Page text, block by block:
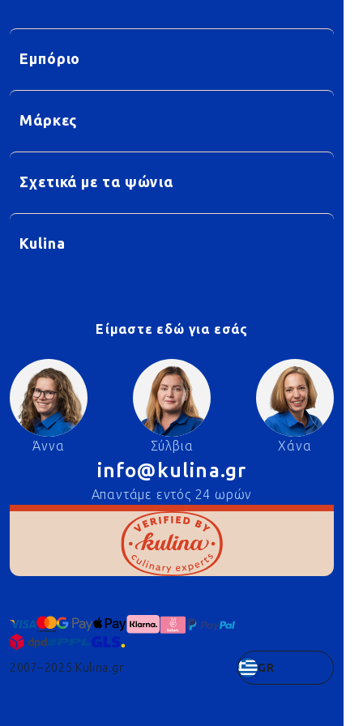
Εμπόριο
Μάρκες
Σχετικά με τα ψώνια
Kulina
Είμαστε εδώ για εσάς
Άννα Σύλβια Χάνα
info@kulina.gr
Απαντάμε εντός 24 ωρών
2007–2025 Kulina.gr GR